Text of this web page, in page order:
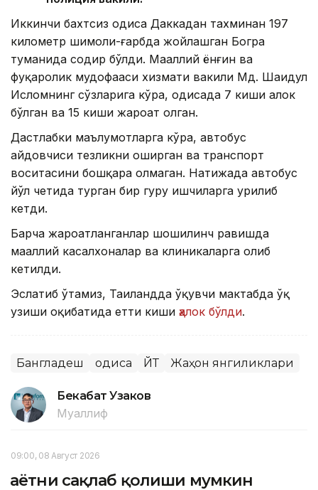
Иккинчи бахтсиз ҳодиса Даккадан тахминан 197
километр шимоли-ғарбда жойлашган Богра
туманида содир бўлди. Маҳаллий ёнғин ва
фуқаролик мудофааси хизмати вакили Мд. Шаҳидул
Исломнинг сўзларига кўра, ҳодисада 7 киши ҳалок
бўлган ва 15 киши жароҳат олган.
Дастлабки маълумотларга кўра, автобус
ҳайдовчиси тезликни оширган ва транспорт
воситасини бошқара олмаган. Натижада автобус
йўл четида турган бир гуруҳ ишчиларга урилиб
кетди.
Барча жароҳатланганлар шошилинч равишда
маҳаллий касалхоналар ва клиникаларга олиб
кетилди.
Эслатиб ўтамиз, Таиландда ўқувчи мактабда ўқ
узиши оқибатида етти киши ҳалок бўлди.
Бангладеш Ҳодиса ЙТҲ Жаҳон янгиликлари
Бекабат Узаков
Муаллиф
09:00, 08 Август 2026
Ҳаётни сақлаб қолиши мумкин